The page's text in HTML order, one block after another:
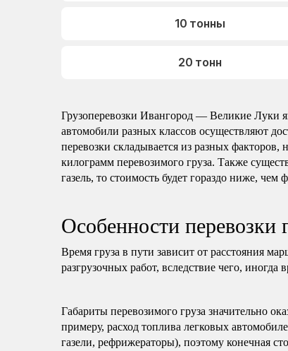
10 тонны
20 тонн
Грузоперевозки Ивангород — Великие Луки
автомобили разных классов осуществляют
перевозки складывается из разных факторов,
килограмм перевозимого груза. Также
газель, то стоимость будет гораздо ниже, чем
Особенности
Время груза в пути зависит от расстояния
разгрузочных работ, вследствие чего, иногда
Габариты перевозимого груза значительно
примеру, расход топлива легковых
газели, рефрижераторы), поэтому конечная